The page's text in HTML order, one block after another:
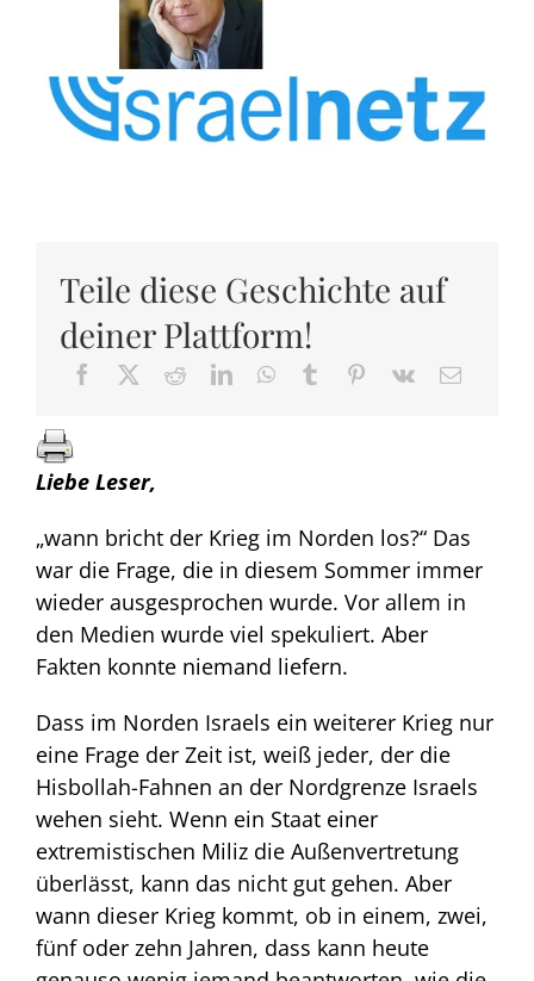
Teile diese Geschichte auf
deiner Plattform!
Liebe Leser,
„wann bricht der Krieg im Norden los?“ Das
war die Frage, die in diesem Sommer immer
wieder ausgesprochen wurde. Vor allem in
den Medien wurde viel spekuliert. Aber
Fakten konnte niemand liefern.
Dass im Norden Israels ein weiterer Krieg nur
eine Frage der Zeit ist, weiß jeder, der die
Hisbollah-Fahnen an der Nordgrenze Israels
wehen sieht. Wenn ein Staat einer
extremistischen Miliz die Außenvertretung
überlässt, kann das nicht gut gehen. Aber
wann dieser Krieg kommt, ob in einem, zwei,
fünf oder zehn Jahren, dass kann heute